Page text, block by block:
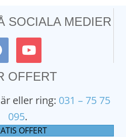
SOCIALA MEDIER
OFFERT
eller ring: 031 – 75 75
095.
OFFERT